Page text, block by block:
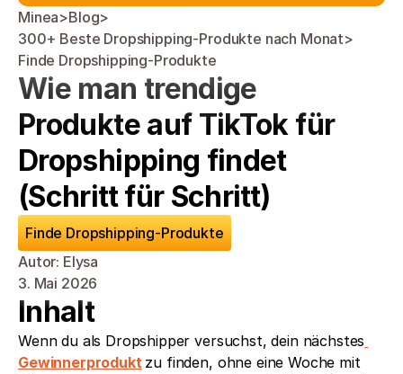
Minea>Blog>
300+ Beste Dropshipping-Produkte nach Monat>
Finde Dropshipping-Produkte
Wie man trendige
Produkte auf TikTok für
Dropshipping findet
(Schritt für Schritt)
Finde Dropshipping-Produkte
Autor: Elysa
3. Mai 2026
Inhalt
Wenn du als Dropshipper versuchst, dein nächstes
Gewinnerprodukt zu finden, ohne eine Woche mit